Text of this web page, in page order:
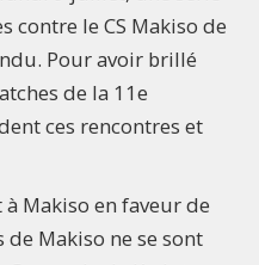
contre le CS Makiso de
Pour avoir brillé
de la 11e
ces rencontres et
Makiso en faveur de
de Makiso ne se sont